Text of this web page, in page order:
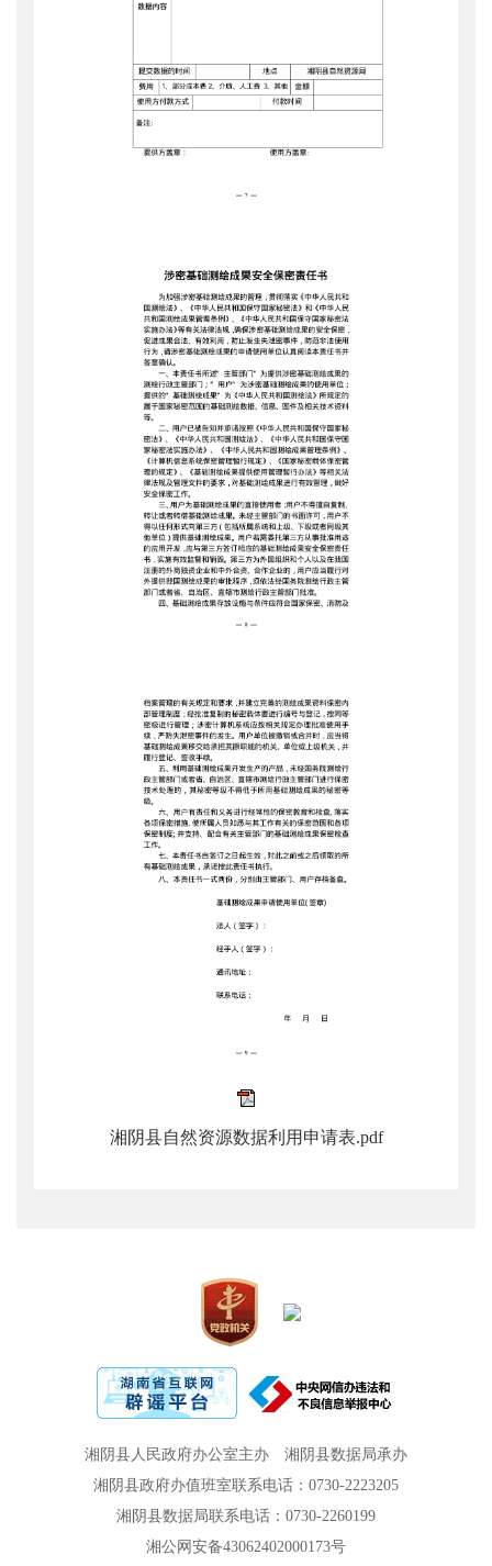
湘阴县自然资源数据利用申请表.pdf
湘阴县人民政府办公室主办
湘阴县数据局承办
湘阴县政府办值班室联系电话：0730-2223205
湘阴县数据局联系电话：0730-2260199
湘公网安备43062402000173号